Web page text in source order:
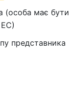
(особа має бути
ЕС)
представника